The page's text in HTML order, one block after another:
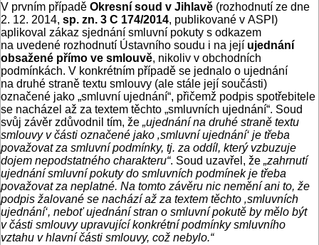
V prvním případě Okresní soud v Jihlavě (rozhodnutí ze dne
2. 12. 2014, sp. zn. 3 C 174/2014, publikované v ASPI)
aplikoval zákaz sjednání smluvní pokuty s odkazem
na uvedené rozhodnutí Ústavního soudu i na její ujednání
obsažené přímo ve smlouvě, nikoliv v obchodních
podmínkách. V konkrétním případě se jednalo o ujednání
na druhé straně textu smlouvy (ale stále její součásti)
označené jako „smluvní ujednání“, přičemž podpis spotřebitele
se nacházel až za textem těchto „smluvních ujednání“. Soud
svůj závěr zdůvodnil tím, že „ujednání na druhé straně textu
smlouvy v části označené jako ‚smluvní ujednání‘ je třeba
považovat za smluvní podmínky, tj. za oddíl, který vzbuzuje
dojem nepodstatného charakteru“. Soud uzavřel, že „zahrnutí
ujednání smluvní pokuty do smluvních podmínek je třeba
považovat za neplatné. Na tomto závěru nic nemění ani to, že
podpis žalované se nachází až za textem těchto ‚smluvních
ujednání‘, neboť ujednání stran o smluvní pokutě by mělo být
v části smlouvy upravující konkrétní podmínky smluvního
vztahu v hlavní části smlouvy, což nebylo.“